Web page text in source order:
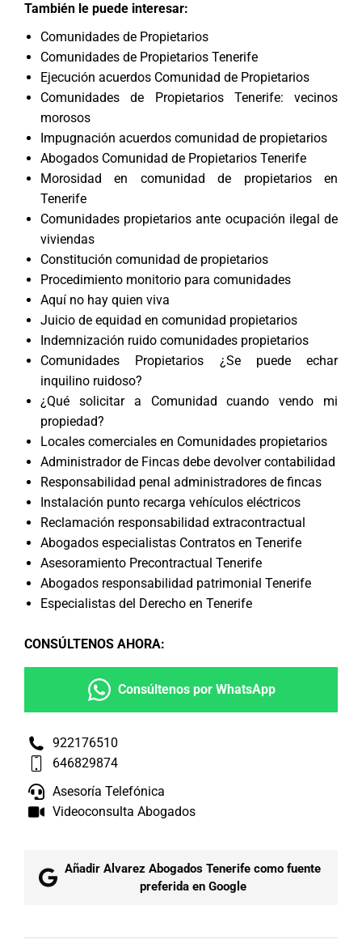
También le puede interesar:
Comunidades de Propietarios
Comunidades de Propietarios Tenerife
Ejecución acuerdos Comunidad de Propietarios
Comunidades de Propietarios Tenerife: vecinos
morosos
Impugnación acuerdos comunidad de propietarios
Abogados Comunidad de Propietarios Tenerife
Morosidad en comunidad de propietarios en
Tenerife
Comunidades propietarios ante ocupación ilegal de
viviendas
Constitución comunidad de propietarios
Procedimiento monitorio para comunidades
Aquí no hay quien viva
Juicio de equidad en comunidad propietarios
Indemnización ruido comunidades propietarios
Comunidades Propietarios ¿Se puede echar
inquilino ruidoso?
¿Qué solicitar a Comunidad cuando vendo mi
propiedad?
Locales comerciales en Comunidades propietarios
Administrador de Fincas debe devolver contabilidad
Responsabilidad penal administradores de fincas
Instalación punto recarga vehículos eléctricos
Reclamación responsabilidad extracontractual
Abogados especialistas Contratos en Tenerife
Asesoramiento Precontractual Tenerife
Abogados responsabilidad patrimonial Tenerife
Especialistas del Derecho en Tenerife
CONSÚLTENOS AHORA:
Consúltenos por WhatsApp
922176510
646829874
Asesoría Telefónica
Videoconsulta Abogados
Añadir Alvarez Abogados Tenerife como fuente
preferida en Google